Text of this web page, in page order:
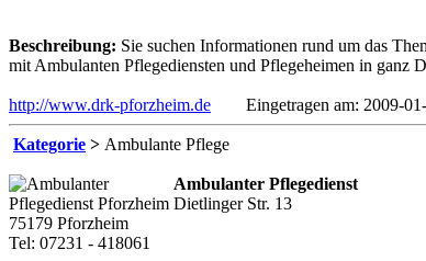
Beschreibung: Sie suchen Informationen rund um das
mit Ambulanten Pflegediensten und Pflegeheimen in ganz
http://www.drk-pforzheim.de Eingetragen am: 2009-01-
Kategorie > Ambulante Pflege
Ambulanter Pflegedienst
Dietlinger Str. 13
75179 Pforzheim
Tel: 07231 - 418061